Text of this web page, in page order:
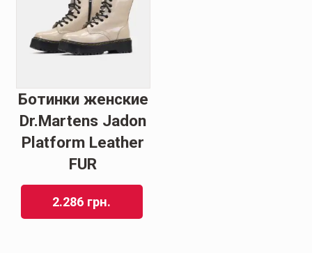
Ботинки женские
Dr.Martens Jadon
Platform Leather
FUR
2.286 грн.